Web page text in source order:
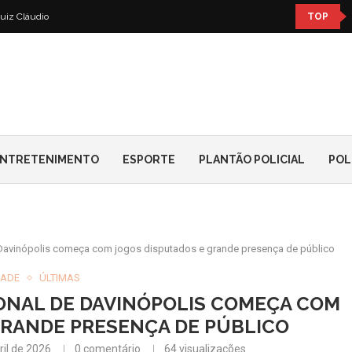
Cláudio TOP
ESPORTE PLANTÃO POLICIAL
começa com jogos disputados e grande presença de público
ÚLTIMAS
DE DAVINÓPOLIS COMEÇA COM
PRESENÇA DE PÚBLICO
de 2026 0 comentário 64visualizações